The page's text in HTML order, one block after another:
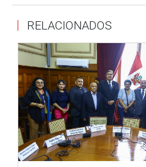
les levantará el secreto
pero ello ocurrirá cuando éstos
investigados en el informe
«Nuestro plazo de
de julio. Hemos abierto la
para la empresa brasileña
proyectos Linea Amarilla y
presencia (en la Comisión
de Lima Susana Villarán como
RELACIONADOS